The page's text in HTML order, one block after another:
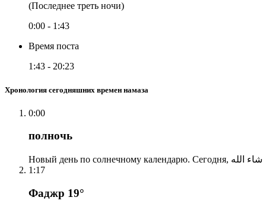
(Последнее треть ночи)
0:00 - 1:43
Время поста
1:43 - 20:23
Хронология сегодняшних времен намаза
0:00
полночь
1:17
Фаджр 19°